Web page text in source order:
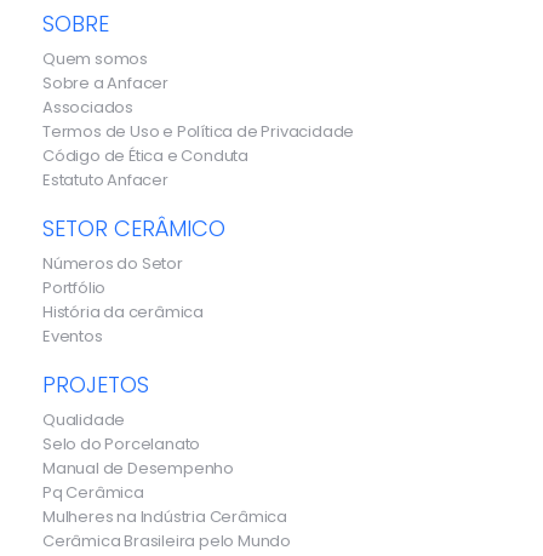
SOBRE
Quem somos
Sobre a Anfacer
Associados
Termos de Uso e Política de Privacidade
Código de Ética e Conduta
Estatuto Anfacer
SETOR CERÂMICO
Números do Setor
Portfólio
História da cerâmica
Eventos
PROJETOS
Qualidade
Selo do Porcelanato
Manual de Desempenho
Pq Cerâmica
Mulheres na Indústria Cerâmica
Cerâmica Brasileira pelo Mundo